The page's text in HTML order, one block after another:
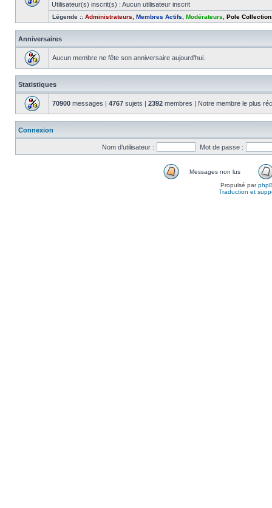
Utilisateur(s) inscrit(s) : Aucun utilisateur inscrit
Légende :: Administrateurs Membres Actifs Modérateurs Pole Collection
Anniversaires
Aucun membre ne fête son anniversaire aujourd’hui.
Statistiques
70900 messages | 4767 sujets | 2392 membres | Notre membre le plus
Connexion
Nom d’utilisateur : Mot de passe :
Messages non lus
Propulsé par
Traduction et